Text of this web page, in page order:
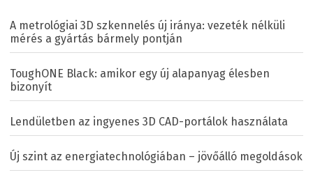
A metrológiai 3D szkennelés új iránya: vezeték nélküli
mérés a gyártás bármely pontján
ToughONE Black: amikor egy új alapanyag élesben
bizonyít
Lendületben az ingyenes 3D CAD-portálok használata
Új szint az energiatechnológiában – jövőálló megoldások